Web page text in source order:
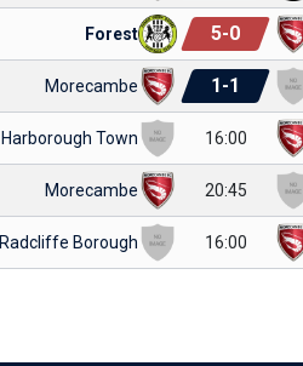
Forest 5-0
Morecambe 1-1
Harborough Town 16:00
Morecambe 20:45
Radcliffe Borough 16:00